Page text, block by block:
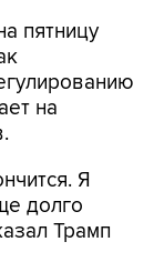
пятницу
на
Я
долго
Трамп